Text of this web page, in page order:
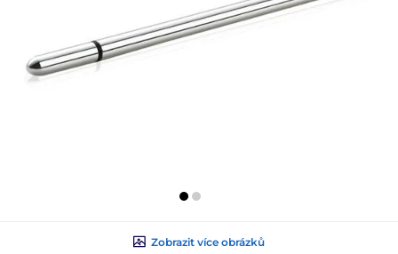
Zobrazit více obrázků